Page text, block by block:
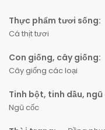
Thực phẩm tươi sống:
Cá thịt tươi
Con giống, cây giống:
Cây giống các loại
Tinh bột, tinh dầu, ngũ
Ngũ cốc